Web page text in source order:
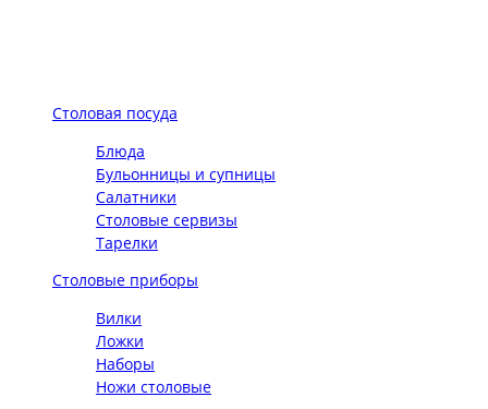
Столовая посуда
Блюда
Бульонницы и супницы
Салатники
Столовые сервизы
Тарелки
Столовые приборы
Вилки
Ложки
Наборы
Ножи столовые